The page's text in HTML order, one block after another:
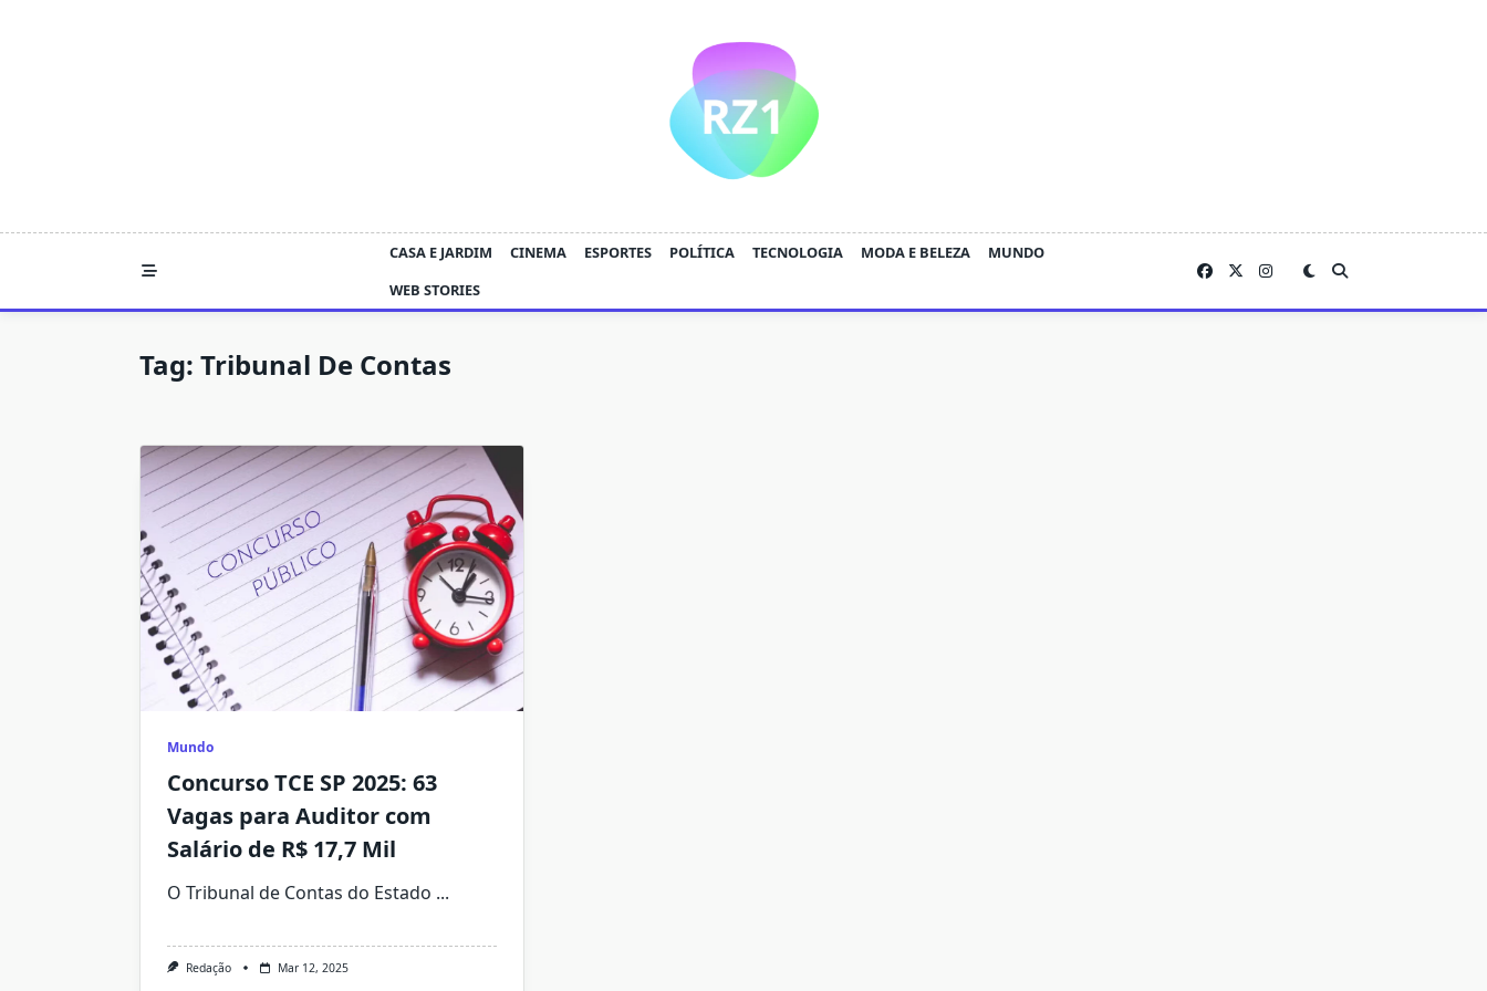
CASA E JARDIM CINEMA ESPORTES POLÍTICA TECNOLOGIA MODA E BELEZA
MUNDO
WEB STORIES
Tag: Tribunal De Contas
Mundo
Concurso TCE SP 2025: 63
Vagas para Auditor com
Salário de R$ 17,7 Mil
O Tribunal de Contas do Estado ...
Redação Mar 12, 2025